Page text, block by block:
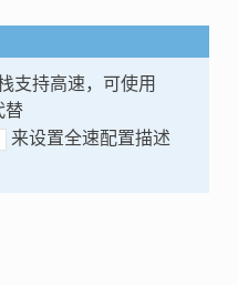
支持高速，可使用
替
来设置全速配置描述